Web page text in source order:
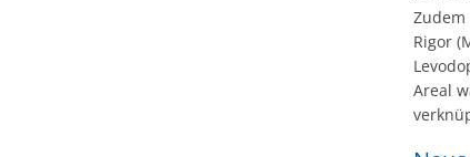
Zudem
Rigor
Areal